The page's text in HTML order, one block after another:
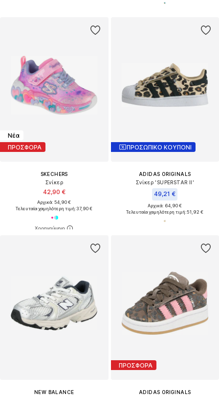
Νέα
ΠΡΟΣΦΟΡΑ
SKECHERS
Σνίκερ
42,90 €
Αρχικά: 54,90 €
Τελευταία χαμηλότερη τιμή:37,90 €
ΠΡΟΣΩΠΙΚΟ ΚΟΥΠΟΝΙ
ADIDAS ORIGINALS
Σνίκερ 'SUPERSTAR II'
49,21 €
Αρχικά: 64,90 €
Τελευταία χαμηλότερη τιμή:51,92 €
NEW BALANCE
ΠΡΟΣΦΟΡΑ
ADIDAS ORIGINALS